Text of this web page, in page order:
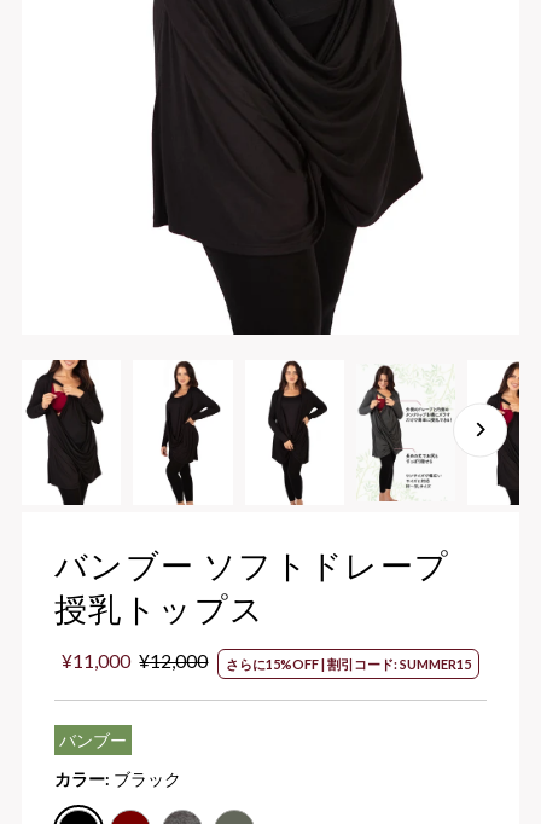
バンブー ソフトドレープ
授乳トップス
セ
価
格
¥11,000 通
¥12,000 さらに15%OFF | 割引コード: SUMMER15
バンブー
カラー: ブラック